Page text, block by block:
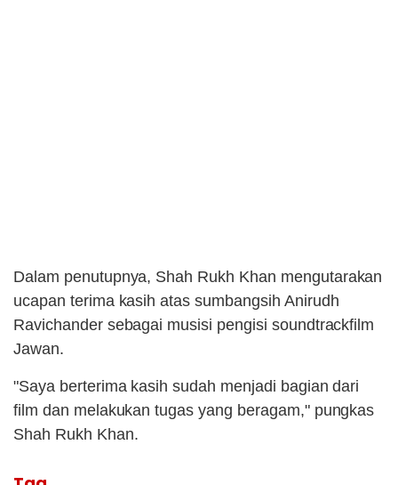
Dalam penutupnya, Shah Rukh Khan mengutarakan
ucapan terima kasih atas sumbangsih Anirudh
Ravichander sebagai musisi pengisi soundtrackfilm
Jawan.
"Saya berterima kasih sudah menjadi bagian dari
film dan melakukan tugas yang beragam," pungkas
Shah Rukh Khan.